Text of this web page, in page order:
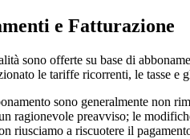
e Fatturazione
sono offerte su base di
le tariffe ricorrenti, le tasse
sono generalmente non
ragionevole preavviso; le
riusciamo a riscuotere il